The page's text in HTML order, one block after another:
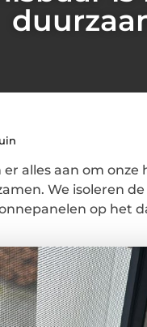
er alles aan om onze
We isoleren
op het